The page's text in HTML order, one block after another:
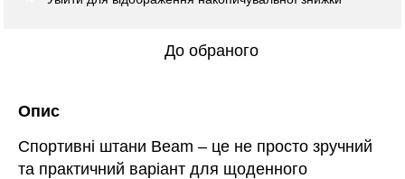
До обраного
Опис
Спортивні штани Beam – це не просто зручний
та практичний варіант для щоденного